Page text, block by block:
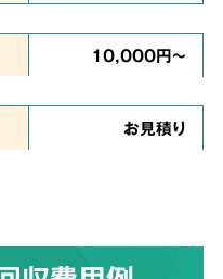
持ちに寄り添い、
させていただきま
ゆる臭いも
10,000円～
お見積り